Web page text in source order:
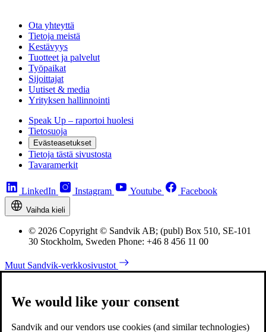
Ota yhteyttä
Tietoja meistä
Kestävyys
Tuotteet ja palvelut
Työpaikat
Sijoittajat
Uutiset & media
Yrityksen hallinnointi
Speak Up – raportoi huolesi
Tietosuoja
Evästeasetukset
Tietoja tästä sivustosta
Tavaramerkit
LinkedIn Instagram Youtube Facebook
Vaihda kieli
© 2026 Copyright © Sandvik AB; (publ) Box 510, SE-101
30 Stockholm, Sweden Phone: +46 8 456 11 00
Muut Sandvik-verkkosivustot
We would like your consent
Sandvik and our vendors use cookies (and similar technologies)